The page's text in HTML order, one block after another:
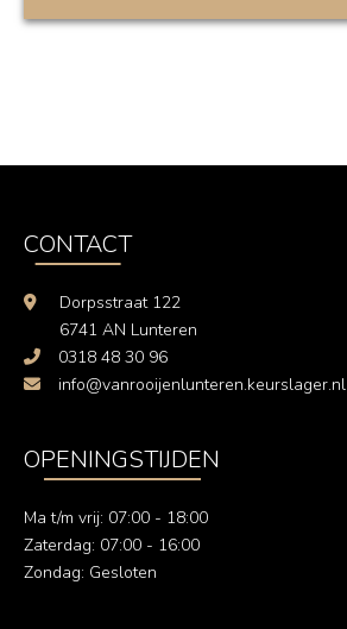
CONTACT
Dorpsstraat 122
6741 AN Lunteren
0318 48 30 96
info@vanrooijenlunteren.keurslager.nl
OPENINGSTIJDEN
Ma t/m vrij: 07:00 - 18:00
Zaterdag: 07:00 - 16:00
Zondag: Gesloten